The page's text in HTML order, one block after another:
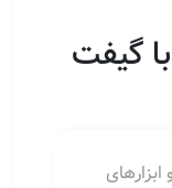
گیفت
ابزارهای